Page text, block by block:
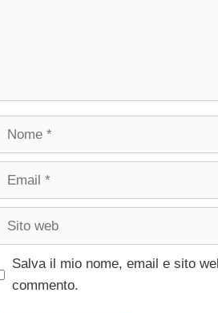
Nome
Email
Sito
Salva il mio nome, email e sito
commento.